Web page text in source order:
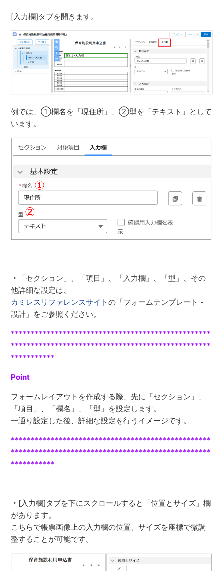
[入力欄]タブを開きます。
例では、①欄名を「現住所」、②型を「テキスト」として
います。
・
「セクション」、「項目」、「入力欄」、「型」、その
他詳細な設定は、
カミレスリファレンスサイトの「フォームテンプレート -
設計」をご参照ください。
**************************************************
**************************************************
***********
Point
フォームレイアウトを作成する際、先に「セクション」、
「項目」、「欄名」、「型」を設定します。
一通り設定した後、詳細な設定を行うイメージです。
**************************************************
**************************************************
***********
・ [入力欄]タブを下にスクロールすると「位置とサイズ」欄
があります。
こちらで帳票画像上の入力欄の位置、サイズを座標で微調
整することが可能です。